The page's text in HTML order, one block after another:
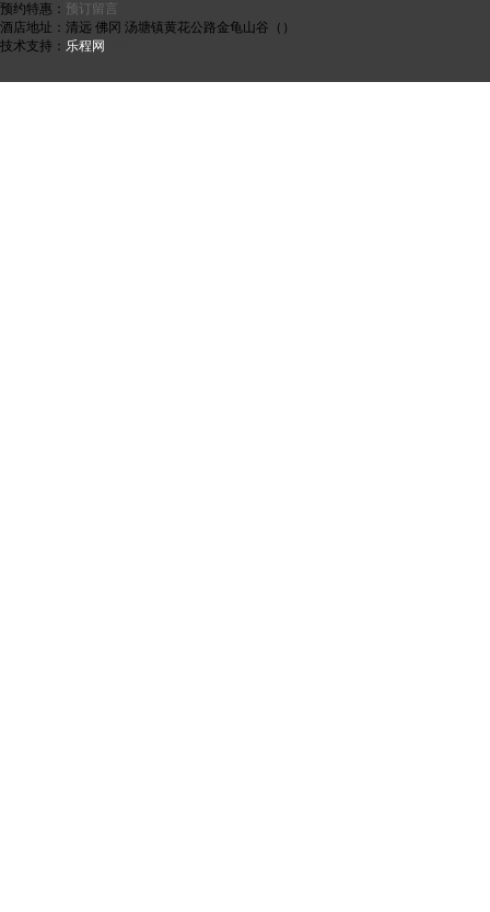
预约特惠： 预订留言
酒店地址：清远 佛冈 汤塘镇黄花公路金龟山谷（）
技术支持： 乐程网